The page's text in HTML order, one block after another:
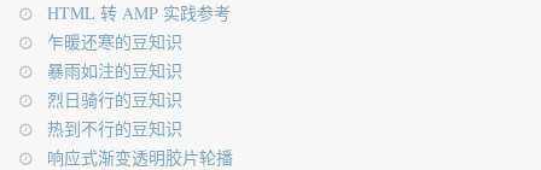
HTML 转 AMP 实践参考
乍暖还寒的豆知识
暴雨如注的豆知识
烈日骑行的豆知识
热到不行的豆知识
响应式渐变透明胶片轮播